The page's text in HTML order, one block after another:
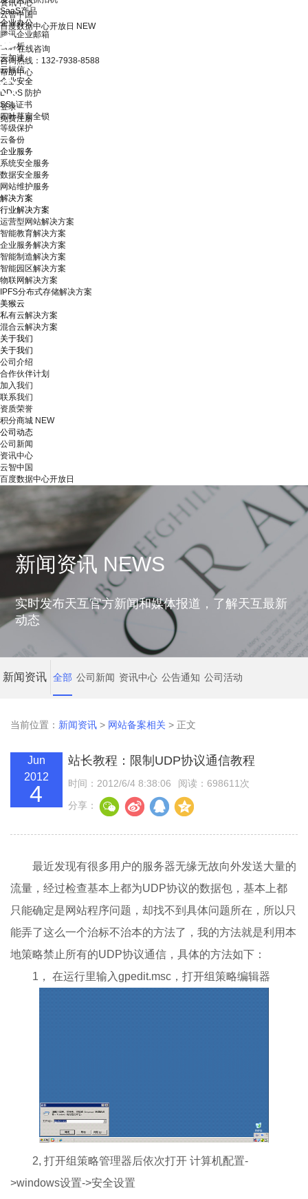
资讯中心
云智中国
百度数据中心开放日 NEW
在线咨询
咨询热线：132-7938-8588
帮助中心
登录
免费注册
SaaS产品
企业办公
腾讯企业邮箱
云解析
云加速
云短信
企业安全
DDoS 防护
SSL证书
四叶草安全锁
等级保护
云备份
企业服务
系统安全服务
数据安全服务
网站维护服务
解决方案
行业解决方案
运营型网站解决方案
智能教育解决方案
企业服务解决方案
智能制造解决方案
智能园区解决方案
物联网解决方案
IPFS分布式存储解决方案
美猴云
私有云解决方案
混合云解决方案
关于我们
关于我们
公司介绍
合作伙伴计划
加入我们
联系我们
资质荣誉
积分商城 NEW
公司动态
公司新闻
资讯中心
云智中国
百度数据中心开放日
新闻资讯 NEWS
实时发布天互官方新闻和媒体报道，了解天互最新
动态
新闻资讯 全部 公司新闻 资讯中心 公告通知 公司活动
当前位置： 新闻资讯 > 网站备案相关 > 正文
Jun
2012
4
站长教程：限制UDP协议通信教程
时间：2012/6/4 8:38:06
阅读：698611次
分享：
最近发现有很多用户的服务器无缘无故向外发送大量的
流量，经过检查基本上都为UDP协议的数据包，基本上都
只能确定是网站程序问题，却找不到具体问题所在，所以只
能弄了这么一个治标不治本的方法了，我的方法就是利用本
地策略禁止所有的UDP协议通信，具体的方法如下：
1， 在运行里输入gpedit.msc，打开组策略编辑器
2, 打开组策略管理器后依次打开 计算机配置-
>windows设置->安全设置